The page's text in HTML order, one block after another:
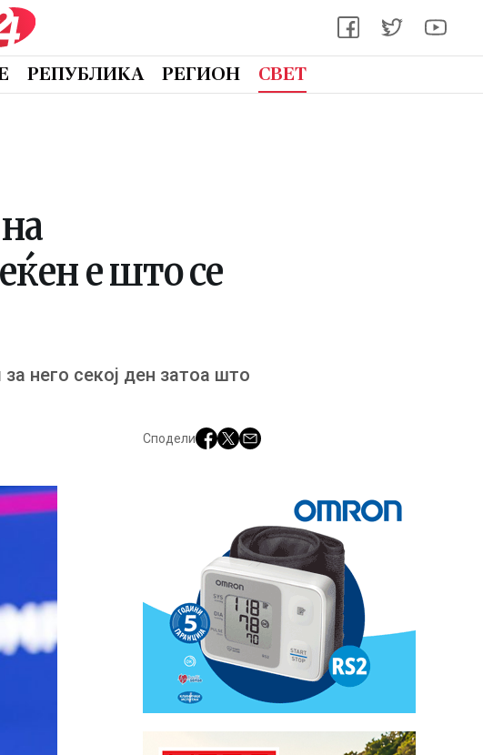
РЕПУБЛИКА РЕГИОН СВЕТ
е што се
него секој ден затоа што
Сподели